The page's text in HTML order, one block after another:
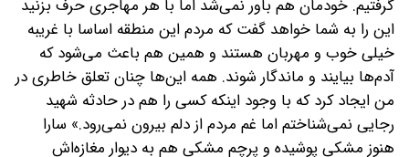
گرفتیم. خودمان هم باور نمی‌شد اما با هر مهاجری حرف بزنید
این را به شما خواهد گفت که مردم این منطقه اساسا با غریبه
خیلی خوب و مهربان هستند و همین هم باعث می‌شود که
آدم‌ها بیایند و ماندگار شوند. همه این‌ها چنان تعلق خاطری در
من ایجاد کرد که با وجود اینکه کسی را هم در حادثه شهید
رجایی نمی‌شناختم اما غم مردم از دلم بیرون نمی‌رود.» سارا
هنوز مشکی پوشیده و پرچم مشکی هم به دیوار مغازه‌اش